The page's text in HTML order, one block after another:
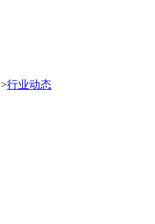
>行业动态